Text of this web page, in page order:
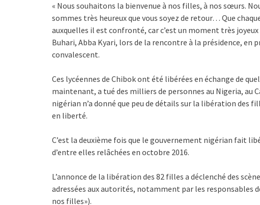
« Nous souhaitons la bienvenue à nos filles, à nos sœurs.
sommes très heureux que vous soyez de retour… Que
auxquelles il est confronté, car c’est un moment très
Buhari, Abba Kyari, lors de la rencontre à la présidence, en
convalescent.
Ces lycéennes de Chibok ont été libérées en échange de
maintenant, a tué des milliers de personnes au Nigeria, au
nigérian n’a donné que peu de détails sur la libération
en liberté.
C’est la deuxième fois que le gouvernement nigérian fait
d’entre elles relâchées en octobre 2016.
L’annonce de la libération des 82 filles a déclenché des
adressées aux autorités, notamment par les responsables
nos filles»).